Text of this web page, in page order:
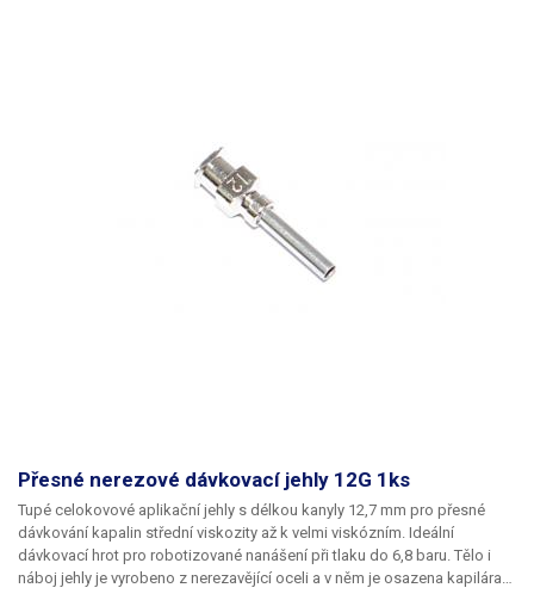
Přesné nerezové dávkovací jehly 12G 1ks
Tupé celokovové aplikační jehly s délkou kanyly 12,7 mm pro přesné
dávkování kapalin střední viskozity až k velmi viskózním. Ideální
dávkovací hrot pro robotizované nanášení při tlaku do 6,8 baru. Tělo i
náboj jehly je vyrobeno z nerezavějící oceli a v něm je osazena kapilára